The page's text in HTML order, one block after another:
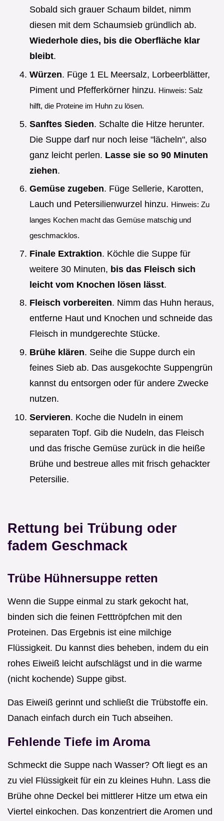
Sobald sich grauer Schaum bildet, nimm
diesen mit dem Schaumsieb gründlich ab.
Wiederhole dies, bis die Oberfläche klar
bleibt.
Würzen. Füge 1 EL Meersalz, Lorbeerblätter,
Piment und Pfefferkörner hinzu. Hinweis: Salz
hilft, die Proteine im Huhn zu lösen.
Sanftes Sieden. Schalte die Hitze herunter.
Die Suppe darf nur noch leise "lächeln", also
ganz leicht perlen. Lasse sie so 90 Minuten
ziehen.
Gemüse zugeben. Füge Sellerie, Karotten,
Lauch und Petersilienwurzel hinzu. Hinweis: Zu
langes Kochen macht das Gemüse matschig und
geschmacklos.
Finale Extraktion. Köchle die Suppe für
weitere 30 Minuten, bis das Fleisch sich
leicht vom Knochen lösen lässt.
Fleisch vorbereiten. Nimm das Huhn heraus,
entferne Haut und Knochen und schneide das
Fleisch in mundgerechte Stücke.
Brühe klären. Seihe die Suppe durch ein
feines Sieb ab. Das ausgekochte Suppengrün
kannst du entsorgen oder für andere Zwecke
nutzen.
Servieren. Koche die Nudeln in einem
separaten Topf. Gib die Nudeln, das Fleisch
und das frische Gemüse zurück in die heiße
Brühe und bestreue alles mit frisch gehackter
Petersilie.
Rettung bei Trübung oder
fadem Geschmack
Trübe Hühnersuppe retten
Wenn die Suppe einmal zu stark gekocht hat,
binden sich die feinen Fetttröpfchen mit den
Proteinen. Das Ergebnis ist eine milchige
Flüssigkeit. Du kannst dies beheben, indem du ein
rohes Eiweiß leicht aufschlägst und in die warme
(nicht kochende) Suppe gibst.
Das Eiweiß gerinnt und schließt die Trübstoffe ein.
Danach einfach durch ein Tuch abseihen.
Fehlende Tiefe im Aroma
Schmeckt die Suppe nach Wasser? Oft liegt es an
zu viel Flüssigkeit für ein zu kleines Huhn. Lass die
Brühe ohne Deckel bei mittlerer Hitze um etwa ein
Viertel einkochen. Das konzentriert die Aromen und